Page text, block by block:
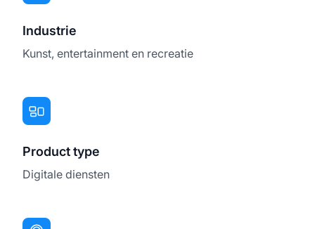
Industrie
Kunst, entertainment en recreatie
Product type
Digitale diensten